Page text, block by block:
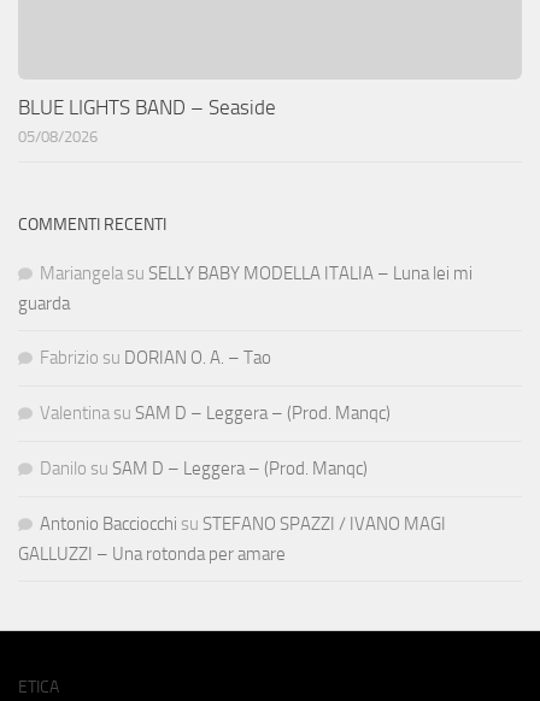
BLUE LIGHTS BAND – Seaside
05/08/2026
COMMENTI RECENTI
Mariangela su SELLY BABY MODELLA ITALIA – Luna lei mi
guarda
Fabrizio su DORIAN O. A. – Tao
Valentina su SAM D – Leggera – (Prod. Manqc)
Danilo su SAM D – Leggera – (Prod. Manqc)
Antonio Bacciocchi su STEFANO SPAZZI / IVANO MAGI
GALLUZZI – Una rotonda per amare
ETICA